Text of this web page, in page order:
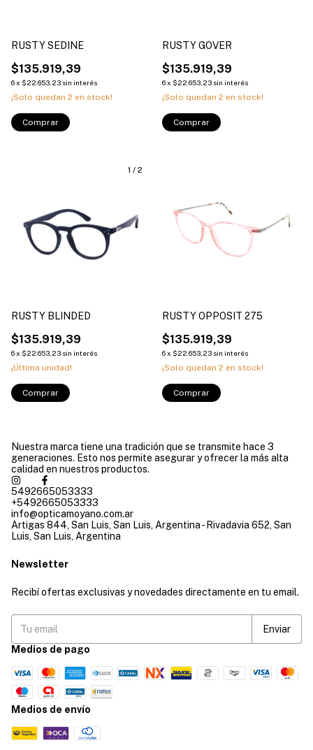
RUSTY SEDINE
$135.919,39
6x $22.653,23 sin interés
¡Solo quedan 2 en stock!
Comprar
RUSTY GOVER
$135.919,39
6x $22.653,23 sin interés
¡Solo quedan 2 en stock!
Comprar
1 / 2
RUSTY BLINDED
$135.919,39
6x $22.653,23 sin interés
¡Última unidad!
Comprar
RUSTY OPPOSIT 275
$135.919,39
6x $22.653,23 sin interés
¡Solo quedan 2 en stock!
Comprar
Nuestra marca tiene una tradición que se transmite hace 3
generaciones. Esto nos permite asegurar y ofrecer la más alta
calidad en nuestros productos.
5492665053333
+5492665053333
info@opticamoyano.com.ar
Artigas 844, San Luis, San Luis, Argentina - Rivadavia 652, San
Luis, San Luis, Argentina
Newsletter
Recibí ofertas exclusivas y novedades directamente en tu email.
Medios de pago
Medios de envío